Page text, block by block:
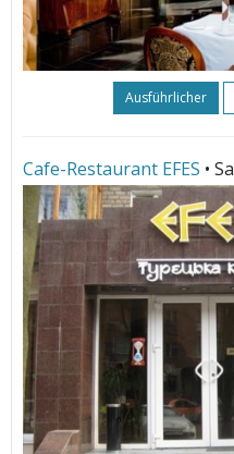
Ausführlicher
Cafe-Restaurant EFES •